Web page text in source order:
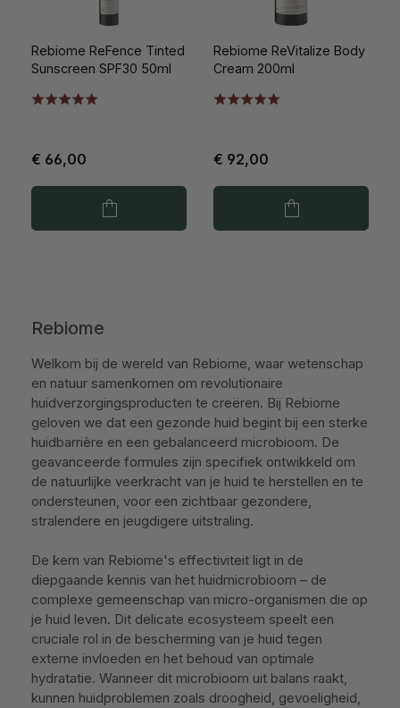
Rebiome ReFence Tinted
Sunscreen SPF30 50ml
€ 66,00
Rebiome ReVitalize Body
Cream 200ml
€ 92,00
Rebiome
Welkom bij de wereld van Rebiome, waar wetenschap
en natuur samenkomen om revolutionaire
huidverzorgingsproducten te creëren. Bij Rebiome
geloven we dat een gezonde huid begint bij een sterke
huidbarrière en een gebalanceerd microbioom. De
geavanceerde formules zijn specifiek ontwikkeld om
de natuurlijke veerkracht van je huid te herstellen en te
ondersteunen, voor een zichtbaar gezondere,
stralendere en jeugdigere uitstraling.
De kern van Rebiome's effectiviteit ligt in de
diepgaande kennis van het huidmicrobioom – de
complexe gemeenschap van micro-organismen die op
je huid leven. Dit delicate ecosysteem speelt een
cruciale rol in de bescherming van je huid tegen
externe invloeden en het behoud van optimale
hydratatie. Wanneer dit microbioom uit balans raakt,
kunnen huidproblemen zoals droogheid, gevoeligheid,